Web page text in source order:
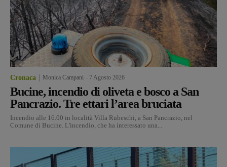
Cronaca Monica Campani 7 Agosto 2026
Bucine, incendio di oliveta e bosco a San
Pancrazio. Tre ettari l’area bruciata
Incendio alle 16.00 in località Villa Rubeschi, a San Pancrazio, nel
Comune di Bucine. L'incendio, che ha interessato una...